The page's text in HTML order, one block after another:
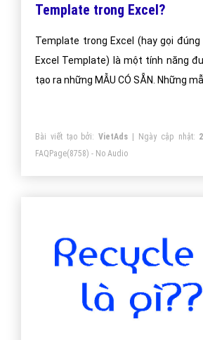
Template trong Excel?
Template trong Excel (hay gọi
Excel Template) là một tính năng
tạo ra những MẪU CÓ SẴN. Những
Bài viết tạo bởi:VietAds | Ngày cập nhật:
FAQPage(8758) - No Audio